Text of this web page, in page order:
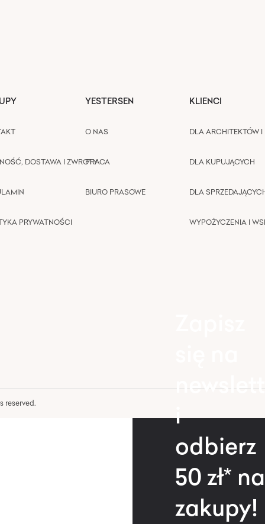
DOSTAWA I ZWROTY
PRYWATNOŚCI
YESTERSEN
O NAS
PRACA
BIURO PRASOWE
KLIENCI
DLA ARCHITEKTÓW I
DLA KUPUJĄCYCH
DLA
WYPOŻYCZENIA I
reserved.
i
odbierz
50 zł* na
zakupy!